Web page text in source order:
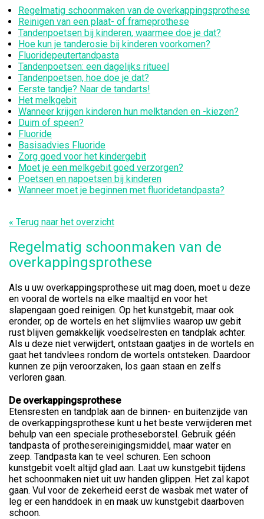
Regelmatig schoonmaken van de overkappingsprothese
Reinigen van een plaat- of frameprothese
Tandenpoetsen bij kinderen, waarmee doe je dat?
Hoe kun je tanderosie bij kinderen voorkomen?
Fluoridepeutertandpasta
Tandenpoetsen: een dagelijks ritueel
Tandenpoetsen, hoe doe je dat?
Eerste tandje? Naar de tandarts!
Het melkgebit
Wanneer krijgen kinderen hun melktanden en -kiezen?
Duim of speen?
Fluoride
Basisadvies Fluoride
Zorg goed voor het kindergebit
Moet je een melkgebit goed verzorgen?
Poetsen en napoetsen bij kinderen
Wanneer moet je beginnen met fluoridetandpasta?
« Terug naar het overzicht
Regelmatig schoonmaken van de
overkappingsprothese
Als u uw overkappingsprothese uit mag doen, moet u deze
en vooral de wortels na elke maaltijd en voor het
slapengaan goed reinigen. Op het kunstgebit, maar ook
eronder, op de wortels en het slijmvlies waarop uw gebit
rust blijven gemakkelijk voedselresten en tandplak achter.
Als u deze niet verwijdert, ontstaan gaatjes in de wortels en
gaat het tandvlees rondom de wortels ontsteken. Daardoor
kunnen ze pijn veroorzaken, los gaan staan en zelfs
verloren gaan.
De overkappingsprothese
Etensresten en tandplak aan de binnen- en buitenzijde van
de overkappingsprothese kunt u het beste verwijderen met
behulp van een speciale protheseborstel. Gebruik géén
tandpasta of prothesereinigingsmiddel, maar water en
zeep. Tandpasta kan te veel schuren. Een schoon
kunstgebit voelt altijd glad aan. Laat uw kunstgebit tijdens
het schoonmaken niet uit uw handen glippen. Het zal kapot
gaan. Vul voor de zekerheid eerst de wasbak met water of
leg er een handdoek in en maak uw kunstgebit daarboven
schoon.